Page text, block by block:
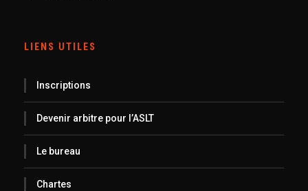
LIENS UTILES
Inscriptions
Devenir arbitre pour l’ASLT
Le bureau
Chartes